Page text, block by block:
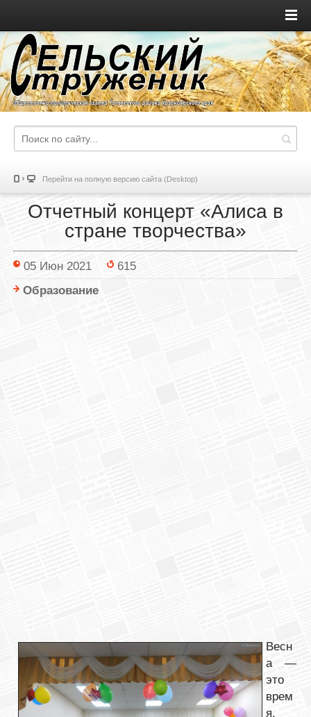
Перейти на полную версию сайта (Desktop)
Отчетный концерт «Алиса в
стране творчества»
05 Июн 2021
615
Образование
Весн
а —
это
врем
я,